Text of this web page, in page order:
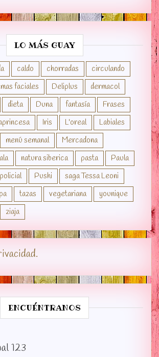
LO MÁS GUAY
caldo chorradas
circulando
faciales Deliplus
dermacol
dieta Duna fantasía
Frases
Iris L'oreal
Labiales
menú semanal
Mercadona
natura siberica pasta
Paula
policial Pushi
saga Tessa Leoni
tazas vegetariana
younique
ziaja
ENCUÉNTRANOS
123